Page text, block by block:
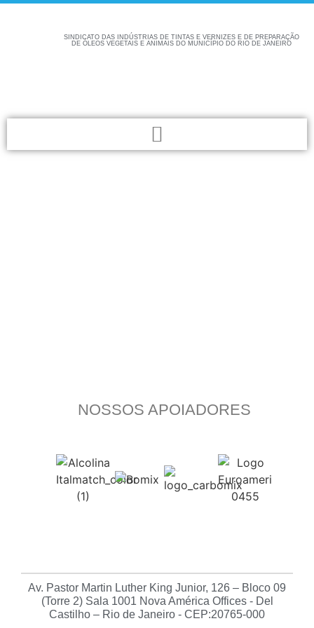
SINDICATO DAS INDÚSTRIAS DE TINTAS E VERNIZES E DE PREPARAÇÃO
DE ÓLEOS VEGETAIS E ANIMAIS DO MUNICÍPIO DO RIO DE JANEIRO
NOSSOS APOIADORES
Av. Pastor Martin Luther King Junior, 126 – Bloco 09
(Torre 2) Sala 1001 Nova América Offices - Del
Castilho – Rio de Janeiro - CEP:20765-000